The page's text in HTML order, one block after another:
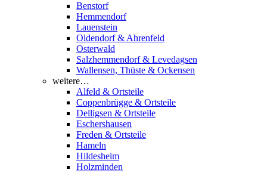
Benstorf
Hemmendorf
Lauenstein
Oldendorf & Ahrenfeld
Osterwald
Salzhemmendorf & Levedagsen
Wallensen, Thüste & Ockensen
weitere…
Alfeld & Ortsteile
Coppenbrügge & Ortsteile
Delligsen & Ortsteile
Eschershausen
Freden & Ortsteile
Hameln
Hildesheim
Holzminden